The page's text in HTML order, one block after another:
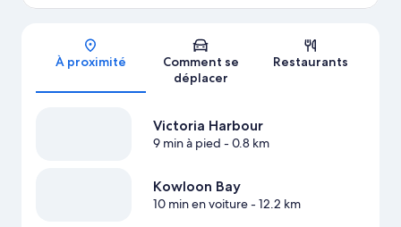
Carte
À proximité
Comment se
déplacer
Restaurants
Victoria Harbour
9 min à pied - 0.8 km
Kowloon Bay
10 min en voiture- 12.2 km